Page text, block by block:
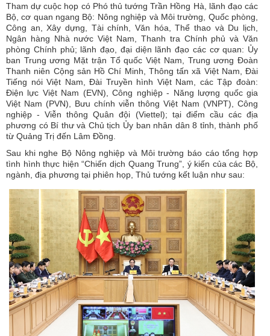
Tham dự cuộc họp có Phó thủ tướng Trần Hồng Hà, lãnh đạo các
Bộ, cơ quan ngang Bộ: Nông nghiệp và Môi trường, Quốc phòng,
Công an, Xây dựng, Tài chính, Văn hóa, Thể thao và Du lịch,
Ngân hàng Nhà nước Việt Nam, Thanh tra Chính phủ và Văn
phòng Chính phủ; lãnh đạo, đại diện lãnh đạo các cơ quan: Ủy
ban Trung ương Mặt trận Tổ quốc Việt Nam, Trung ương Đoàn
Thanh niên Cộng sản Hồ Chí Minh, Thông tấn xã Việt Nam, Đài
Tiếng nói Việt Nam, Đài Truyền hình Việt Nam, các Tập đoàn:
Điện lực Việt Nam (EVN), Công nghiệp - Năng lượng quốc gia
Việt Nam (PVN), Bưu chính viễn thông Việt Nam (VNPT), Công
nghiệp - Viễn thông Quân đội (Viettel); tại điểm cầu các địa
phương có Bí thư và Chủ tịch Ủy ban nhân dân 8 tỉnh, thành phố
từ Quảng Trị đến Lâm Đồng.
Sau khi nghe Bộ Nông nghiệp và Môi trường báo cáo tổng hợp
tình hình thực hiện “Chiến dịch Quang Trung”, ý kiến của các Bộ,
ngành, địa phương tại phiên họp, Thủ tướng kết luận như sau: